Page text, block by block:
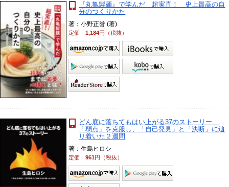
『丸亀製麺』で学んだ 超実直！ 史上最高の自
分のつくりかた
著：小野正誉 (著)
定価1,184円（税抜）
どん底に落ちてもはい上がる37のストーリー
「弱点」を克服し、「自己発見」と「決断」に辿
り着いた２週間
著：生島ヒロシ
定価961円（税抜）